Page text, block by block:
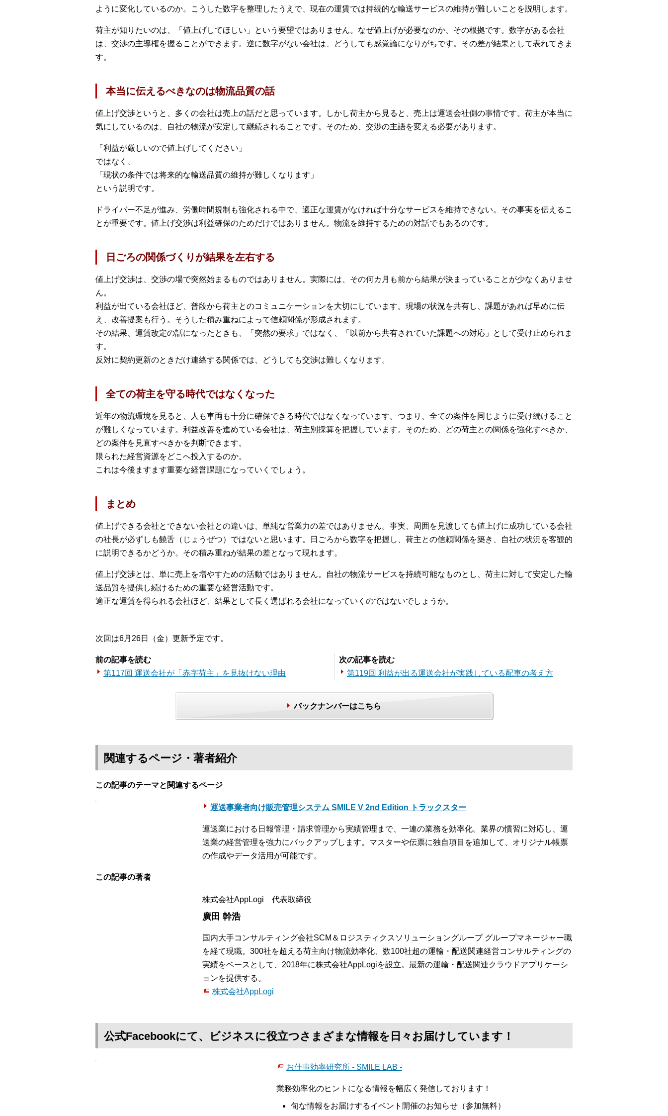
ように変化しているのか。こうした数字を整理したうえで、現在の運賃では持続的な輸送サービスの維持が難しいことを説明します。
荷主が知りたいのは、「値上げしてほしい」という要望ではありません。なぜ値上げが必要なのか、その根拠です。数字がある会社
は、交渉の主導権を握ることができます。逆に数字がない会社は、どうしても感覚論になりがちです。その差が結果として表れてきま
す。
本当に伝えるべきなのは物流品質の話
値上げ交渉というと、多くの会社は売上の話だと思っています。しかし荷主から見ると、売上は運送会社側の事情です。荷主が本当に
気にしているのは、自社の物流が安定して継続されることです。そのため、交渉の主語を変える必要があります。
「利益が厳しいので値上げしてください」
ではなく、
「現状の条件では将来的な輸送品質の維持が難しくなります」
という説明です。
ドライバー不足が進み、労働時間規制も強化される中で、適正な運賃がなければ十分なサービスを維持できない。その事実を伝えるこ
とが重要です。値上げ交渉は利益確保のためだけではありません。物流を維持するための対話でもあるのです。
日ごろの関係づくりが結果を左右する
値上げ交渉は、交渉の場で突然始まるものではありません。実際には、その何カ月も前から結果が決まっていることが少なくありませ
ん。
利益が出ている会社ほど、普段から荷主とのコミュニケーションを大切にしています。現場の状況を共有し、課題があれば早めに伝
え、改善提案も行う。そうした積み重ねによって信頼関係が形成されます。
その結果、運賃改定の話になったときも、「突然の要求」ではなく、「以前から共有されていた課題への対応」として受け止められま
す。
反対に契約更新のときだけ連絡する関係では、どうしても交渉は難しくなります。
全ての荷主を守る時代ではなくなった
近年の物流環境を見ると、人も車両も十分に確保できる時代ではなくなっています。つまり、全ての案件を同じように受け続けること
が難しくなっています。利益改善を進めている会社は、荷主別採算を把握しています。そのため、どの荷主との関係を強化すべきか、
どの案件を見直すべきかを判断できます。
限られた経営資源をどこへ投入するのか。
これは今後ますます重要な経営課題になっていくでしょう。
まとめ
値上げできる会社とできない会社との違いは、単純な営業力の差ではありません。事実、周囲を見渡しても値上げに成功している会社
の社長が必ずしも饒舌（じょうぜつ）ではないと思います。日ごろから数字を把握し、荷主との信頼関係を築き、自社の状況を客観的
に説明できるかどうか。その積み重ねが結果の差となって現れます。
値上げ交渉とは、単に売上を増やすための活動ではありません。自社の物流サービスを持続可能なものとし、荷主に対して安定した輸
送品質を提供し続けるための重要な経営活動です。
適正な運賃を得られる会社ほど、結果として長く選ばれる会社になっていくのではないでしょうか。
次回は6月26日（金）更新予定です。
前の記事を読む
第117回 運送会社が「赤字荷主」を見抜けない理由
次の記事を読む
第119回 利益が出る運送会社が実践している配車の考え方
バックナンバーはこちら
関連するページ・著者紹介
この記事のテーマと関連するページ
運送事業者向け販売管理システム SMILE V 2nd Edition トラックスター
運送業における日報管理・請求管理から実績管理まで、一連の業務を効率化。業界の慣習に対応し、運
送業の経営管理を強力にバックアップします。マスターや伝票に独自項目を追加して、オリジナル帳票
の作成やデータ活用が可能です。
この記事の著者
株式会社AppLogi 代表取締役
廣田 幹浩
国内大手コンサルティング会社SCM＆ロジスティクスソリューショングループ グループマネージャー職
を経て現職。300社を超える荷主向け物流効率化、数100社超の運輸・配送関連経営コンサルティングの
実績をベースとして、2018年に株式会社AppLogiを設立。最新の運輸・配送関連クラウドアプリケーシ
ョンを提供する。
株式会社AppLogi
公式Facebookにて、ビジネスに役立つさまざまな情報を日々お届けしています！
お仕事効率研究所 - SMILE LAB -
業務効率化のヒントになる情報を幅広く発信しております！
旬な情報をお届けするイベント開催のお知らせ（参加無料）